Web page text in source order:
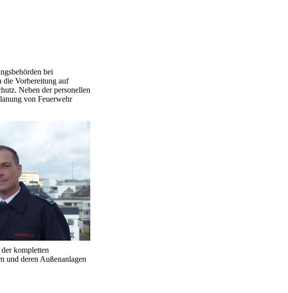
bei
die Vorbereitung auf
Neben der personellen
von Feuerwehr
kompletten
und deren Außenanlagen